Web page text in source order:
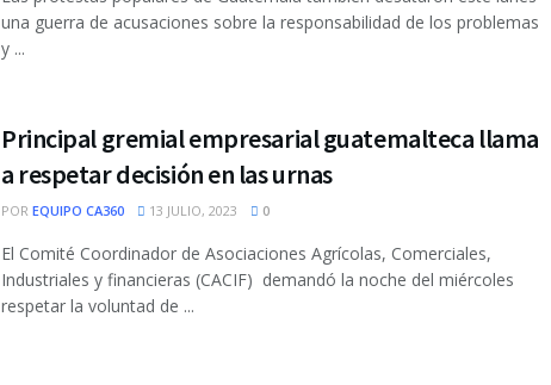
una guerra de acusaciones sobre la responsabilidad de los problemas
y ...
Principal gremial empresarial guatemalteca llama
a respetar decisión en las urnas
POR EQUIPO CA360 13 JULIO, 2023 0
El Comité Coordinador de Asociaciones Agrícolas, Comerciales,
Industriales y financieras (CACIF) demandó la noche del miércoles
respetar la voluntad de ...